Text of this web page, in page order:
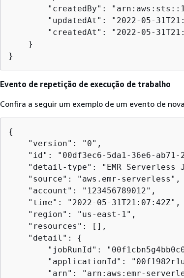
"createdBy":
"updatedAt": "2022-05-
"createdAt": "2022-05-
    }
}
Evento de repetição de execução de trabalho
Confira a seguir um exemplo de um evento de
{
    "version": "0",
"id": "00df3ec6-5da1-36e6-ab71-
"detail-type": "EMR Serverless
    "source": "aws.emr-serverless",
    "account": "123456789012",
    "time": "2022-05-31T21:07:42Z",
    "region": "us-east-1",
    "resources": [],
    "detail":
{
"jobRunId":
"applicationId":
"arn": "arn:aws:emr-